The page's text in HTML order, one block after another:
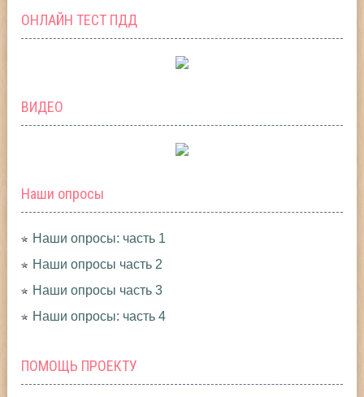
ОНЛАЙН ТЕСТ ПДД
ВИДЕО
Наши опросы
Наши опросы: часть 1
Наши опросы часть 2
Наши опросы часть 3
Наши опросы: часть 4
ПОМОЩЬ ПРОЕКТУ